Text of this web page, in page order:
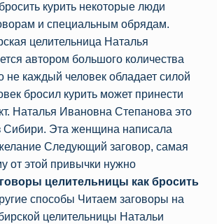
курить некоторые люди
и специальным обрядам.
целительница Наталья
автором большого количества
не каждый человек обладает силой
бросил курить может принести
Наталья Ивановна Степанова это
Сибири. Эта женщина написала
Следующий заговор, самая
от этой привычки нужно
целительницы как бросить
способы Читаем заговоры на
целительницы Натальи